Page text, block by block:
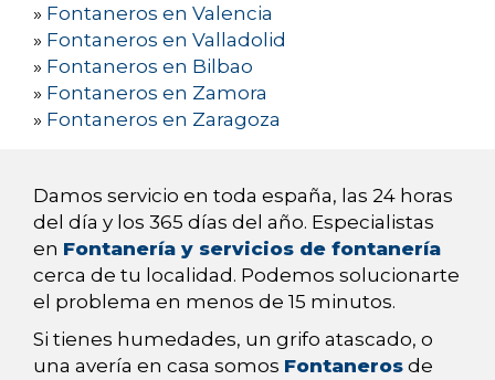
» Fontaneros en Valencia
» Fontaneros en Valladolid
» Fontaneros en Bilbao
» Fontaneros en Zamora
» Fontaneros en Zaragoza
Damos servicio en toda españa, las 24 horas
del día y los 365 días del año. Especialistas
en Fontanería y servicios de fontanería
cerca de tu localidad. Podemos solucionarte
el problema en menos de 15 minutos.
Si tienes humedades, un grifo atascado, o
una avería en casa somos Fontaneros de